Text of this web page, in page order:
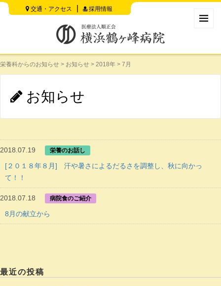
交通・アクセス 採用情報
栄養科からのお知らせ > お知らせ > 2018年 > 7月
お知らせ
2018.07.19 栄養のお話し
[２０１８年８月] 汗や暑さによるだるさを調整し、秋に向かっ
て！！
2018.07.18 病院食のご紹介
8月の献立から
最近の投稿